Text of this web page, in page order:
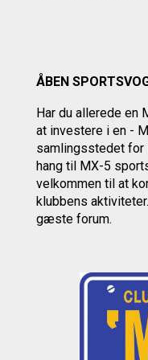
ÅBEN
Har du allerede en
at investere i en -
samlingsstedet for
hang til MX-5
velkommen til at
klubbens aktiviteter.
gæste forum.